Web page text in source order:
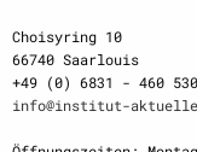
Choisyring 10
66740 Saarlouis
+49 (0) 6831 - 460 530
info@institut-